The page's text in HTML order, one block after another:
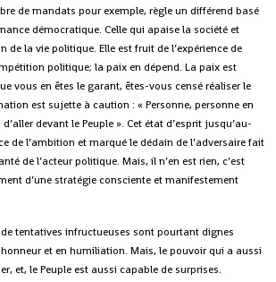
de mandats pour exemple, règle un différend basé
démocratique. Celle qui apaise la société et
de la vie politique. Elle est fruit de l’expérience de
politique; la paix en dépend. La paix est
vous en êtes le garant, êtes-vous censé réaliser le
est sujette à caution : « Personne, personne en
devant le Peuple ». Cet état d’esprit jusqu’au-
de l’ambition et marqué le dédain de l’adversaire fait
de l’acteur politique. Mais, il n’en est rien, c’est
d’une stratégie consciente et manifestement
tentatives infructueuses sont pourtant dignes
et en humiliation. Mais, le pouvoir qui a aussi
et, le Peuple est aussi capable de surprises.